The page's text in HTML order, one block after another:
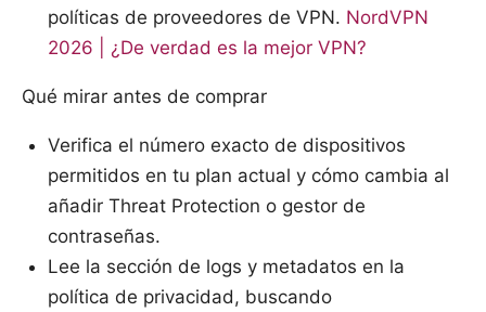
políticas de proveedores de VPN. NordVPN
2026 | ¿De verdad es la mejor VPN?
Qué mirar antes de comprar
Verifica el número exacto de dispositivos
permitidos en tu plan actual y cómo cambia al
añadir Threat Protection o gestor de
contraseñas.
Lee la sección de logs y metadatos en la
política de privacidad, buscando